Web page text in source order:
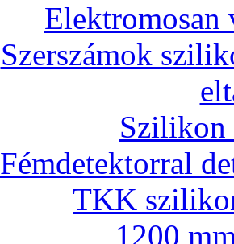
Elektromosan
Szerszámok
Szilikon
Fémdetektorral
TKK
1200